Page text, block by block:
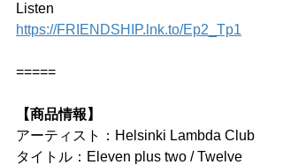
Listen
https://FRIENDSHIP.lnk.to/Ep2_Tp1
=====
【商品情報】
アーティスト：Helsinki Lambda Club
タイトル：Eleven plus two / Twelve